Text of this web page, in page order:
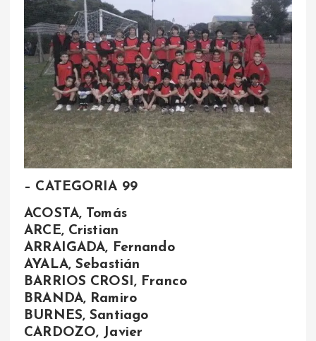
– CATEGORIA 99
ACOSTA, Tomás
ARCE, Cristian
ARRAIGADA, Fernando
AYALA, Sebastián
BARRIOS CROSI, Franco
BRANDA, Ramiro
BURNES, Santiago
CARDOZO, Javier